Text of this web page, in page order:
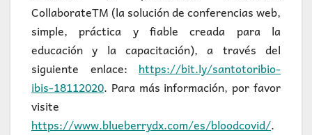
CollaborateTM (la solución de conferencias web,
simple, práctica y fiable creada para la
educación y la capacitación), a través del
siguiente enlace: https://bit.ly/santotoribio-
ibis-18112020. Para más información, por favor
visite
https://www.blueberrydx.com/es/bloodcovid/.